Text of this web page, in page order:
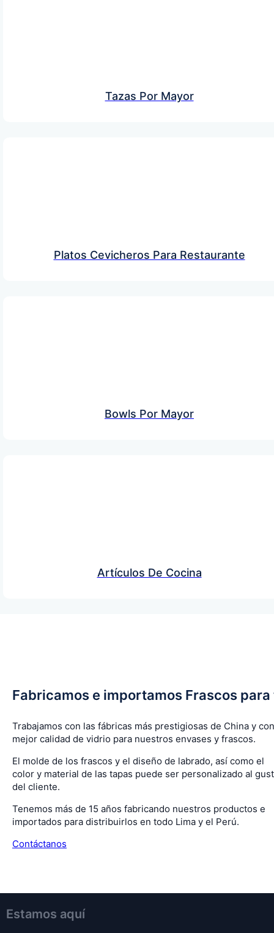
Tazas Por Mayor
Platos Cevicheros Para Restaurante
Bowls Por Mayor
Artículos De Cocina
Fabricamos e importamos Frascos para
Trabajamos con las fábricas más prestigiosas de China y
mejor calidad de vidrio para nuestros envases y frascos.
El molde de los frascos y el diseño de labrado, así como el
color y material de las tapas puede ser personalizado al
del cliente.
Tenemos más de 15 años fabricando nuestros productos e
importados para distribuirlos en todo Lima y el Perú.
Contáctanos
Estamos aquí